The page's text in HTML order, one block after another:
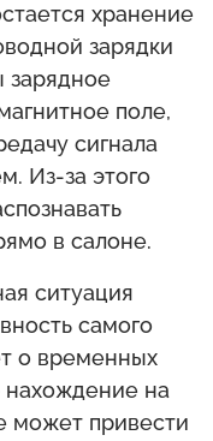
хранение
зарядки
зарядное
поле,
сигнала
Из-за этого
в салоне.
ситуация
самого
о временных
нахождение на
может привести